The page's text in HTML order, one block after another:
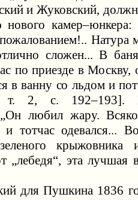
и Жуковский,
сложен... В
по приезде в Москву,
в ванну со льдом и
т. 2, с. 192–193].
„Он любил жару.
тотчас одевался...
крыжовника
„лебедя“, эта лучшая
для Пушкина 1836